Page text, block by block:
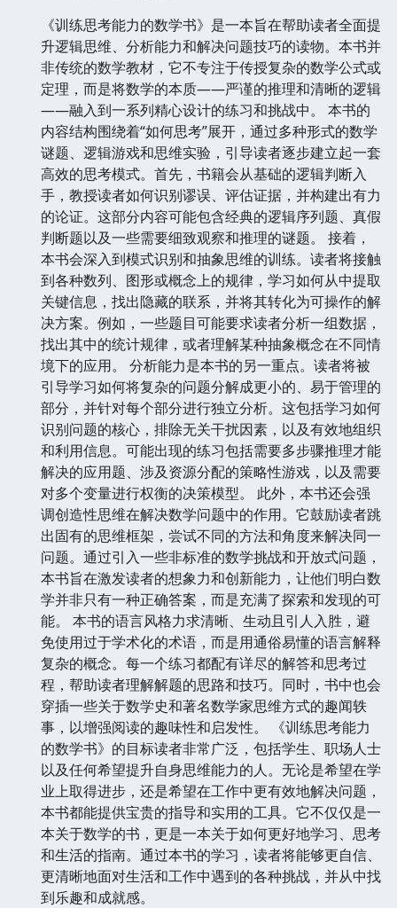
《训练思考能力的数学书》是一本旨在帮助读者全面提
升逻辑思维、分析能力和解决问题技巧的读物。本书并
非传统的数学教材，它不专注于传授复杂的数学公式或
定理，而是将数学的本质——严谨的推理和清晰的逻辑
——融入到一系列精心设计的练习和挑战中。 本书的
内容结构围绕着“如何思考”展开，通过多种形式的数学
谜题、逻辑游戏和思维实验，引导读者逐步建立起一套
高效的思考模式。首先，书籍会从基础的逻辑判断入
手，教授读者如何识别谬误、评估证据，并构建出有力
的论证。这部分内容可能包含经典的逻辑序列题、真假
判断题以及一些需要细致观察和推理的谜题。 接着，
本书会深入到模式识别和抽象思维的训练。读者将接触
到各种数列、图形或概念上的规律，学习如何从中提取
关键信息，找出隐藏的联系，并将其转化为可操作的解
决方案。例如，一些题目可能要求读者分析一组数据，
找出其中的统计规律，或者理解某种抽象概念在不同情
境下的应用。 分析能力是本书的另一重点。读者将被
引导学习如何将复杂的问题分解成更小的、易于管理的
部分，并针对每个部分进行独立分析。这包括学习如何
识别问题的核心，排除无关干扰因素，以及有效地组织
和利用信息。可能出现的练习包括需要多步骤推理才能
解决的应用题、涉及资源分配的策略性游戏，以及需要
对多个变量进行权衡的决策模型。 此外，本书还会强
调创造性思维在解决数学问题中的作用。它鼓励读者跳
出固有的思维框架，尝试不同的方法和角度来解决同一
问题。通过引入一些非标准的数学挑战和开放式问题，
本书旨在激发读者的想象力和创新能力，让他们明白数
学并非只有一种正确答案，而是充满了探索和发现的可
能。 本书的语言风格力求清晰、生动且引人入胜，避
免使用过于学术化的术语，而是用通俗易懂的语言解释
复杂的概念。每一个练习都配有详尽的解答和思考过
程，帮助读者理解解题的思路和技巧。同时，书中也会
穿插一些关于数学史和著名数学家思维方式的趣闻轶
事，以增强阅读的趣味性和启发性。 《训练思考能力
的数学书》的目标读者非常广泛，包括学生、职场人士
以及任何希望提升自身思维能力的人。无论是希望在学
业上取得进步，还是希望在工作中更有效地解决问题，
本书都能提供宝贵的指导和实用的工具。它不仅仅是一
本关于数学的书，更是一本关于如何更好地学习、思考
和生活的指南。通过本书的学习，读者将能够更自信、
更清晰地面对生活和工作中遇到的各种挑战，并从中找
到乐趣和成就感。